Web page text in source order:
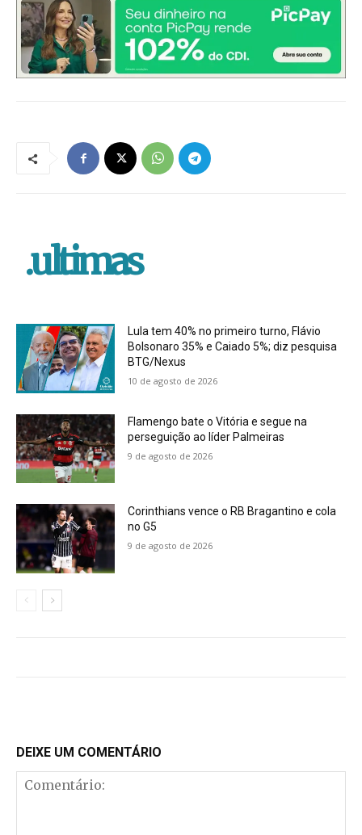
.ultimas
Lula tem 40% no primeiro turno, Flávio
Bolsonaro 35% e Caiado 5%; diz pesquisa
BTG/Nexus
10 de agosto de 2026
Flamengo bate o Vitória e segue na
perseguição ao líder Palmeiras
9 de agosto de 2026
Corinthians vence o RB Bragantino e cola
no G5
9 de agosto de 2026
DEIXE UM COMENTÁRIO